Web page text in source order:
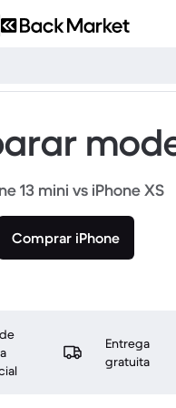
13 mini vs iPhone XS
Comprar iPhone
Entrega
gratuita